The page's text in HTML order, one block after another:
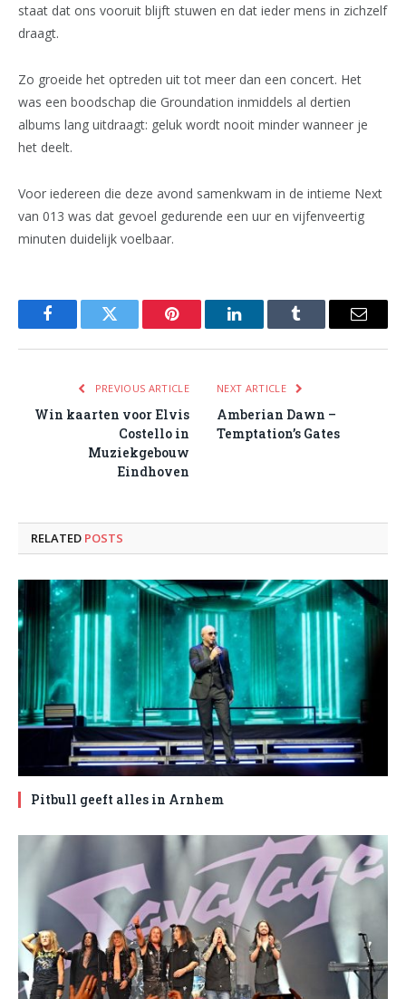
staat dat ons vooruit blijft stuwen en dat ieder mens in zichzelf
draagt.
Zo groeide het optreden uit tot meer dan een concert. Het
was een boodschap die Groundation inmiddels al dertien
albums lang uitdraagt: geluk wordt nooit minder wanneer je
het deelt.
Voor iedereen die deze avond samenkwam in de intieme Next
van 013 was dat gevoel gedurende een uur en vijfenveertig
minuten duidelijk voelbaar.
FacebookTwitter Pinterest LinkedInTumblr Email
PREVIOUS ARTICLE
Win kaarten voor Elvis
Costello in
Muziekgebouw
Eindhoven
NEXT ARTICLE
Amberian Dawn –
Temptation’s Gates
RELATED POSTS
Pitbull geeft alles in Arnhem